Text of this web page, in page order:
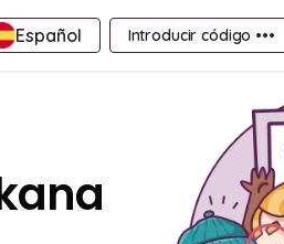
Español Introducir código •••